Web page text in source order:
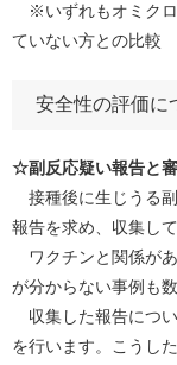
※いずれもオミクロ
ていない方との比較
安全性の評価に
☆副反応疑い報告と
接種後に生じうる
報告を求め、収集し
ワクチンと関係が
が分からない事例も
収集した報告につ
を行います。こうし